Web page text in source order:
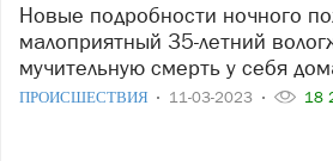
Новые подробности ночного пожара:
малоприятный 35-летний
мучительную смерть у себя
ПРОИСШЕСТВИЯ 11-03-2023 18